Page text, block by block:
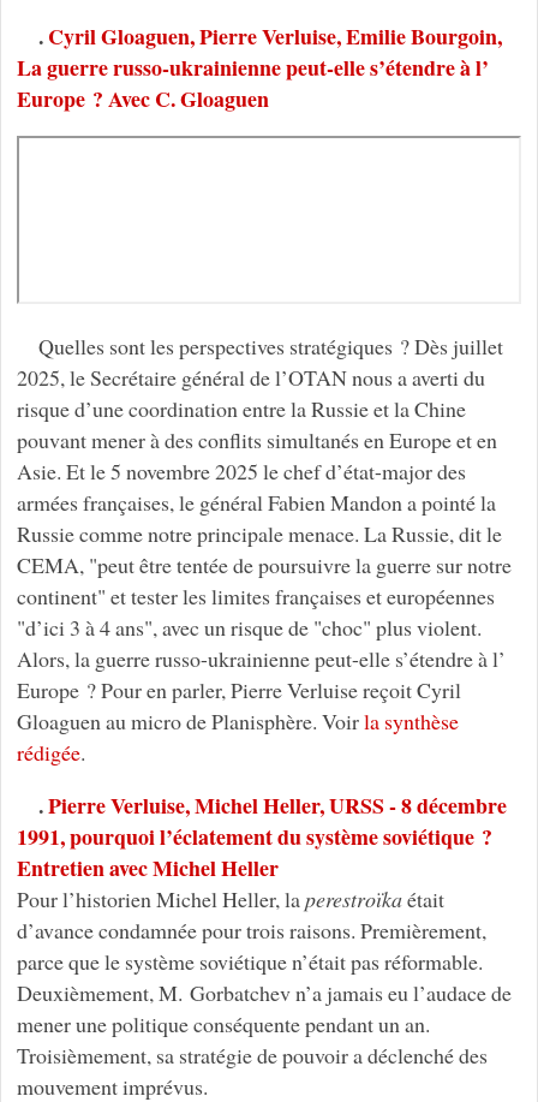
.Cyril Gloaguen, Pierre Verluise, Emilie Bourgoin,
La guerre russo-ukrainienne peut-elle s’étendre à l’
Europe ? Avec C. Gloaguen
Quelles sont les perspectives stratégiques ? Dès juillet
2025, le Secrétaire général de l’OTAN nous a averti du
risque d’une coordination entre la Russie et la Chine
pouvant mener à des conflits simultanés en Europe et en
Asie. Et le 5 novembre 2025 le chef d’état-major des
armées françaises, le général Fabien Mandon a pointé la
Russie comme notre principale menace. La Russie, dit le
CEMA, "peut être tentée de poursuivre la guerre sur notre
continent" et tester les limites françaises et européennes
"d’ici 3 à 4 ans", avec un risque de "choc" plus violent.
Alors, la guerre russo-ukrainienne peut-elle s’étendre à l’
Europe ? Pour en parler, Pierre Verluise reçoit Cyril
Gloaguen au micro de Planisphère. Voirla synthèse
rédigée.
.Pierre Verluise, Michel Heller, URSS - 8 décembre
1991, pourquoi l’éclatement du système soviétique ?
Entretien avec Michel Heller
Pour l’historien Michel Heller, laperestroïkaétait
d’avance condamnée pour trois raisons. Premièrement,
parce que le système soviétique n’était pas réformable.
Deuxièmement, M. Gorbatchev n’a jamais eu l’audace de
mener une politique conséquente pendant un an.
Troisièmement, sa stratégie de pouvoir a déclenché des
mouvement imprévus.